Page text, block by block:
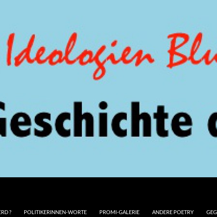
? POLITIKERINNEN-WORTE PROMI-GALERIE ANDERE POETRY